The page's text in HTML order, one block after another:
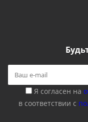
Я согласен на
в соответствии с